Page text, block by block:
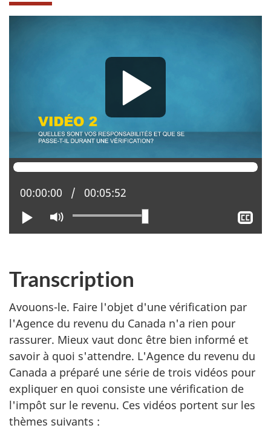
Lire
Activer
le
Position actuelle :
00:00:00 Temps total :
00:05:52
le
Transcription
Avouons-le. Faire l'objet d'une vérification par
l'Agence du revenu du Canada n'a rien pour
rassurer. Mieux vaut donc être bien informé et
savoir à quoi s'attendre. L'Agence du revenu du
Canada a préparé une série de trois vidéos pour
expliquer en quoi consiste une vérification de
l'impôt sur le revenu. Ces vidéos portent sur les
thèmes suivants :